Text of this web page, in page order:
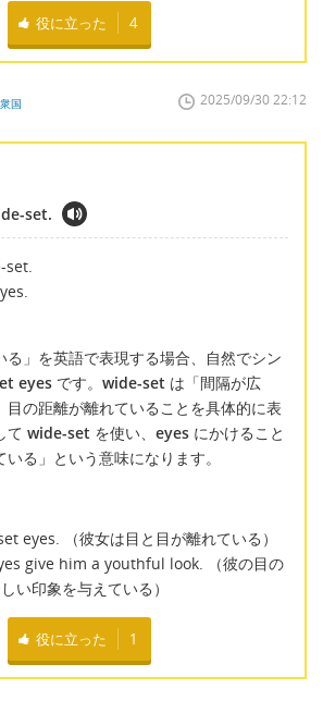
役に立った 4
国 2025/09/30 22:12
set.
set.
る」を英語で表現する場合、自然でシン
eyes です。 wide-set は「間隔が広
目の距離が離れていることを具体的に表
て wide-set を使い、 eyes にかけること
る」という意味になります。
eyes. （彼女は目と目が離れている）
give him a youthful look. （彼の目の
い印象を与えている）
役に立った 1